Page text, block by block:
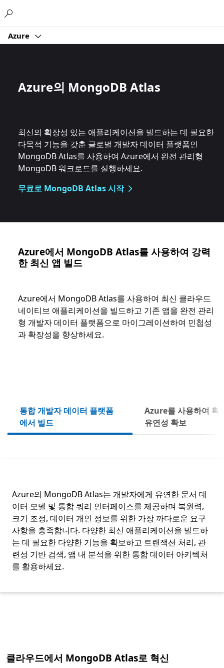
Azure
Azure의 MongoDB Atlas
최신의 확장성 있는 애플리케이션을 빌드하는 데 필요한
다목적 기능을 갖춘 글로벌 개발자 데이터 플랫폼인
MongoDB Atlas를 사용하여 Azure에서 완전 관리형
MongoDB 워크로드를 실행하세요.
무료로 MongoDB Atlas 시작
Azure에서 MongoDB Atlas를 사용하여 강력
한 최신 앱 빌드
Azure에서 MongoDB Atlas를 사용하여 최신 클라우드
네이티브 애플리케이션을 빌드하고 기존 앱을 완전 관리
형 개발자 데이터 플랫폼으로 마이그레이션하여 민첩성
과 확장성을 향상하세요.
통합 개발자 데이터 플랫폼
에서 빌드
Azure를 사용하여 확
유연성 확보
다음
Azure의 MongoDB Atlas는 개발자에게 유연한 문서 데
이터 모델 및 통합 쿼리 인터페이스를 제공하며 복원력,
크기 조정, 데이터 개인 정보를 위한 가장 까다로운 요구
사항을 충족합니다. 다양한 최신 애플리케이션을 빌드하
는 데 필요한 다양한 기능을 확보하고 트랜잭션 처리, 관
련성 기반 검색, 앱 내 분석을 위한 통합 데이터 아키텍처
를 활용하세요.
클라우드에서 MongoDB Atlas로 혁신